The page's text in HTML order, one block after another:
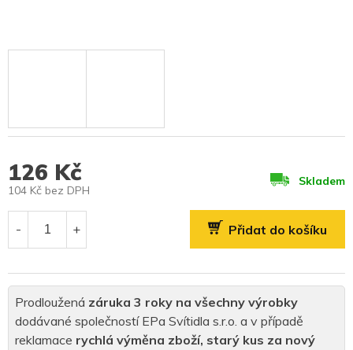
Prodloužená záruka 3 roky na všechny výrobky
dodávané společností EPa Svítidla s.r.o. a v případě
reklamace rychlá výměna zboží, starý kus za nový
126 Kč
104 Kč bez DPH
Skladem
Přidat do košíku